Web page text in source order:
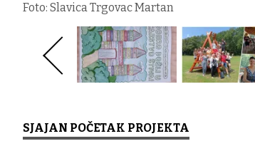
Foto: Slavica Trgovac Martan
SJAJAN POČETAK PROJEKTA